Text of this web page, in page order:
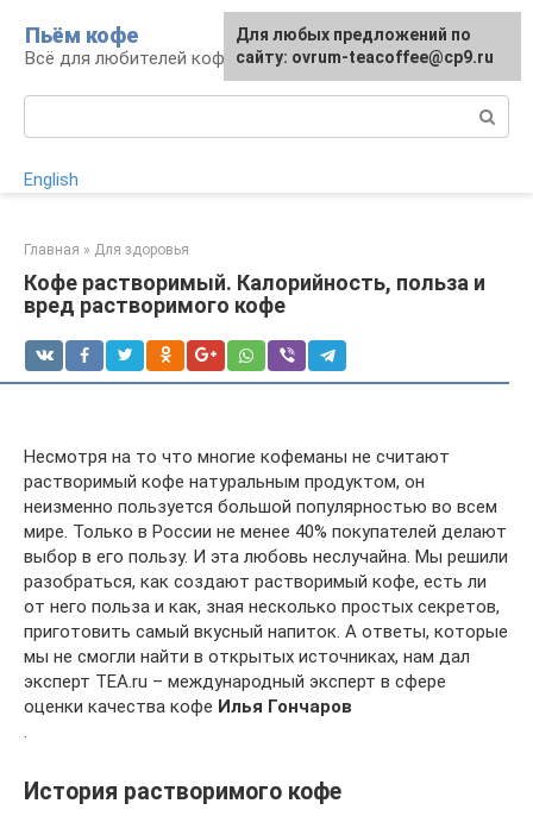
контенту
Пьём кофе
Всё для любителей кофе
English
Главная » Для здоровья
Кофе растворимый. Калорийность, польза и
вред растворимого кофе
Несмотря на то что многие кофеманы не считают
растворимый кофе натуральным продуктом, он
неизменно пользуется большой популярностью во всем
мире. Только в России не менее 40% покупателей делают
выбор в его пользу. И эта любовь неслучайна. Мы решили
разобраться, как создают растворимый кофе, есть ли
от него польза и как, зная несколько простых секретов,
приготовить самый вкусный напиток. А ответы, которые
мы не смогли найти в открытых источниках, нам дал
эксперт TEA.ru – международный эксперт в сфере
оценки качества кофе Илья Гончаров
.
История растворимого кофе
Для любых предложений по
сайту: ovrum-teacoffee@cp9.ru
Для любых предложений по
сайту: ovrum-teacoffee@cp9.ru